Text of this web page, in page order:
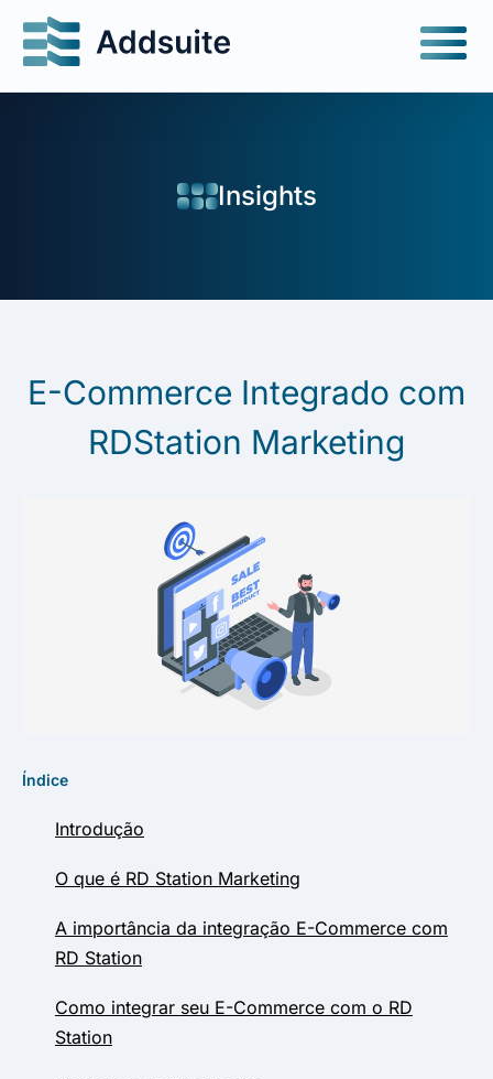
Insights
E-Commerce Integrado com
RDStation Marketing
Índice
Introdução
O que é RD Station Marketing
A importância da integração E-Commerce com
RD Station
Como integrar seu E-Commerce com o RD
Station